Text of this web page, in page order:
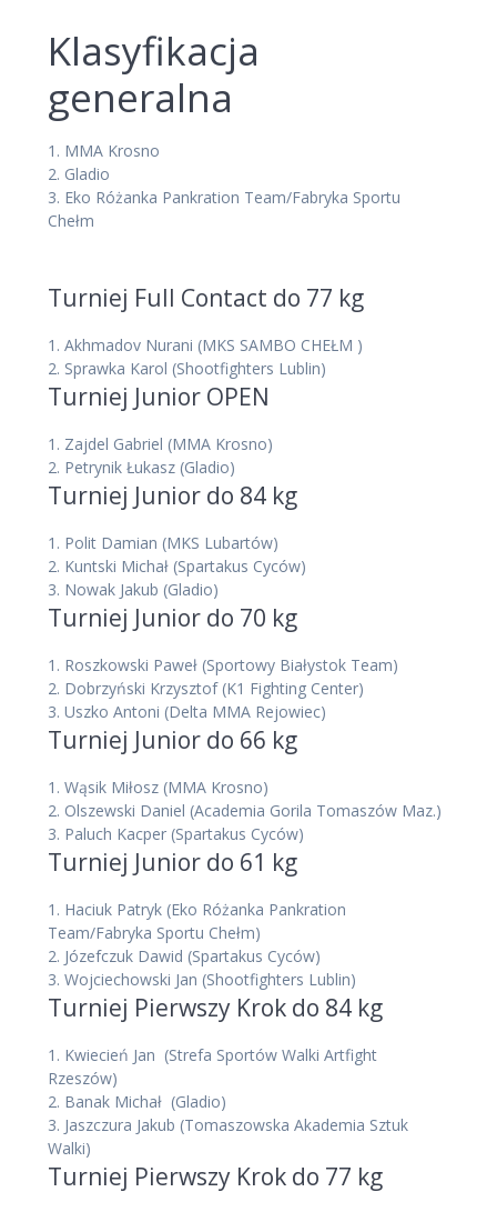
Klasyfikacja
generalna
1. MMA Krosno
2. Gladio
3. Eko Różanka Pankration Team/Fabryka Sportu
Chełm
Turniej Full Contact do 77 kg
1. Akhmadov Nurani (MKS SAMBO CHEŁM )
2. Sprawka Karol (Shootfighters Lublin)
Turniej Junior OPEN
1. Zajdel Gabriel (MMA Krosno)
2. Petrynik Łukasz (Gladio)
Turniej Junior do 84 kg
1. Polit Damian (MKS Lubartów)
2. Kuntski Michał (Spartakus Cyców)
3. Nowak Jakub (Gladio)
Turniej Junior do 70 kg
1. Roszkowski Paweł (Sportowy Białystok Team)
2. Dobrzyński Krzysztof (K1 Fighting Center)
3. Uszko Antoni (Delta MMA Rejowiec)
Turniej Junior do 66 kg
1. Wąsik Miłosz (MMA Krosno)
2. Olszewski Daniel (Academia Gorila Tomaszów Maz.)
3. Paluch Kacper (Spartakus Cyców)
Turniej Junior do 61 kg
1. Haciuk Patryk (Eko Różanka Pankration
Team/Fabryka Sportu Chełm)
2. Józefczuk Dawid (Spartakus Cyców)
3. Wojciechowski Jan (Shootfighters Lublin)
Turniej Pierwszy Krok do 84 kg
1. Kwiecień Jan (Strefa Sportów Walki Artfight
Rzeszów)
2. Banak Michał (Gladio)
3. Jaszczura Jakub (Tomaszowska Akademia Sztuk
Walki)
Turniej Pierwszy Krok do 77 kg